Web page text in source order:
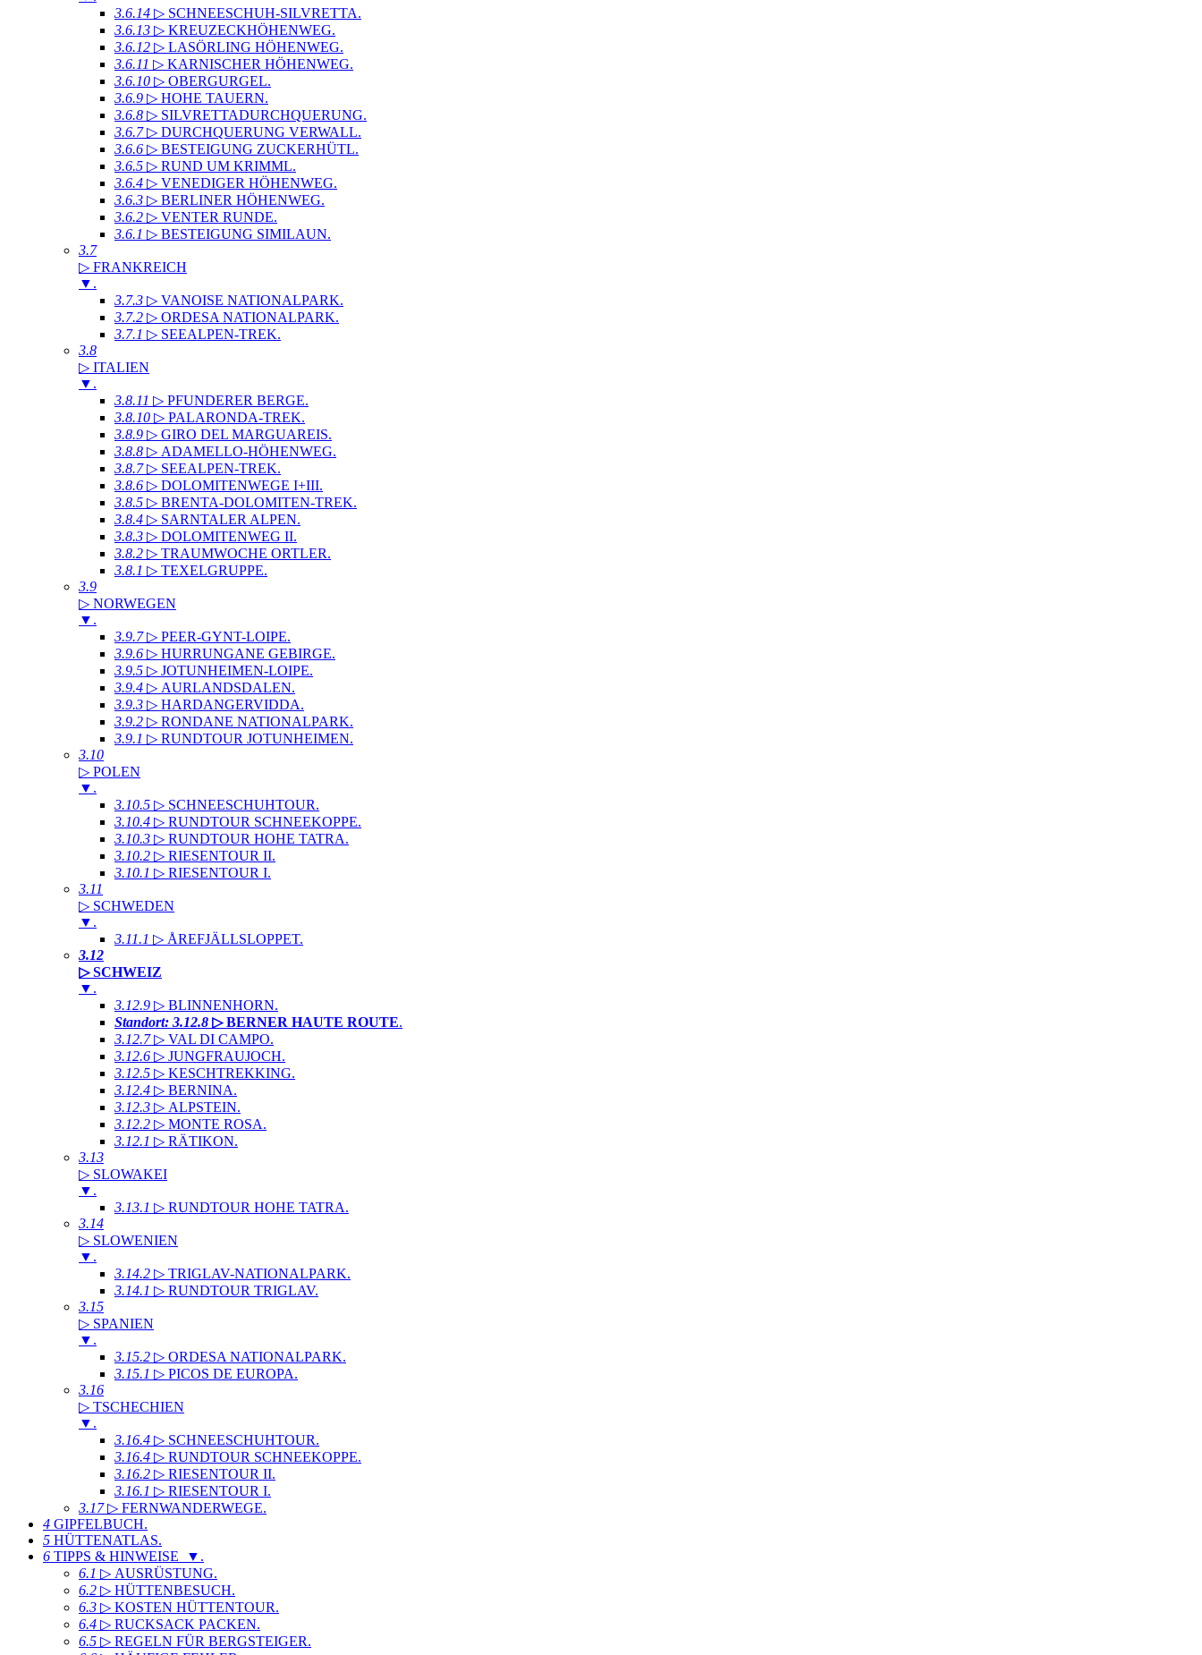
3.6.14 ▷ SCHNEESCHUH-SILVRETTA.
3.6.13 ▷ KREUZECKHÖHENWEG.
3.6.12 ▷ LASÖRLING HÖHENWEG.
3.6.11 ▷ KARNISCHER HÖHENWEG.
3.6.10 ▷ OBERGURGEL.
3.6.9 ▷ HOHE TAUERN.
3.6.8 ▷ SILVRETTADURCHQUERUNG.
3.6.7▷ DURCHQUERUNG VERWALL.
3.6.6 ▷ BESTEIGUNG ZUCKERHÜTL.
3.6.5 ▷ RUND UM KRIMML.
3.6.4 ▷ VENEDIGER HÖHENWEG.
3.6.3 ▷ BERLINER HÖHENWEG.
3.6.2 ▷ VENTER RUNDE.
3.6.1 ▷ BESTEIGUNG SIMILAUN.
3.7
▷ FRANKREICH
▼ .
3.7.3 ▷ VANOISE NATIONALPARK.
3.7.2 ▷ ORDESA NATIONALPARK.
3.7.1 ▷ SEEALPEN-TREK.
3.8
▷ ITALIEN
▼ .
3.8.11 ▷ PFUNDERER BERGE.
3.8.10 ▷ PALARONDA-TREK.
3.8.9 ▷ GIRO DEL MARGUAREIS.
3.8.8 ▷ ADAMELLO-HÖHENWEG.
3.8.7▷ SEEALPEN-TREK.
3.8.6 ▷ DOLOMITENWEGE I+III.
3.8.5 ▷ BRENTA-DOLOMITEN-TREK.
3.8.4 ▷ SARNTALER ALPEN.
3.8.3 ▷ DOLOMITENWEG II.
3.8.2 ▷ TRAUMWOCHE ORTLER.
3.8.1 ▷ TEXELGRUPPE.
3.9
▷ NORWEGEN
▼ .
3.9.7▷ PEER-GYNT-LOIPE.
3.9.6 ▷ HURRUNGANE GEBIRGE.
3.9.5 ▷ JOTUNHEIMEN-LOIPE.
3.9.4 ▷ AURLANDSDALEN.
3.9.3 ▷ HARDANGERVIDDA.
3.9.2 ▷ RONDANE NATIONALPARK.
3.9.1 ▷ RUNDTOUR JOTUNHEIMEN.
3.10
▷ POLEN
▼ .
3.10.5 ▷ SCHNEESCHUHTOUR.
3.10.4 ▷ RUNDTOUR SCHNEEKOPPE.
3.10.3 ▷ RUNDTOUR HOHE TATRA.
3.10.2 ▷ RIESENTOUR II.
3.10.1 ▷ RIESENTOUR I.
3.11
▷ SCHWEDEN
▼ .
3.11.1 ▷ ÅREFJÄLLSLOPPET.
3.12
▷ SCHWEIZ
▼ .
3.12.9 ▷ BLINNENHORN.
Standort: 3.12.8 ▷ BERNER HAUTE ROUTE.
3.12.7▷ VAL DI CAMPO.
3.12.6 ▷ JUNGFRAUJOCH.
3.12.5 ▷ KESCHTREKKING.
3.12.4 ▷ BERNINA.
3.12.3 ▷ ALPSTEIN.
3.12.2 ▷ MONTE ROSA.
3.12.1 ▷ RÄTIKON.
3.13
▷ SLOWAKEI
▼ .
3.13.1 ▷ RUNDTOUR HOHE TATRA.
3.14
▷ SLOWENIEN
▼ .
3.14.2 ▷ TRIGLAV-NATIONALPARK.
3.14.1 ▷ RUNDTOUR TRIGLAV.
3.15
▷ SPANIEN
▼ .
3.15.2 ▷ ORDESA NATIONALPARK.
3.15.1 ▷ PICOS DE EUROPA.
3.16
▷ TSCHECHIEN
▼ .
3.16.4 ▷ SCHNEESCHUHTOUR.
3.16.4 ▷ RUNDTOUR SCHNEEKOPPE.
3.16.2 ▷ RIESENTOUR II.
3.16.1 ▷ RIESENTOUR I.
3.17▷ FERNWANDERWEGE.
4 GIPFELBUCH.
5 HÜTTENATLAS.
6 TIPPS & HINWEISE ▼ .
6.1 ▷ AUSRÜSTUNG.
6.2 ▷ HÜTTENBESUCH.
6.3 ▷ KOSTEN HÜTTENTOUR.
6.4 ▷ RUCKSACK PACKEN.
6.5 ▷ REGELN FÜR BERGSTEIGER.